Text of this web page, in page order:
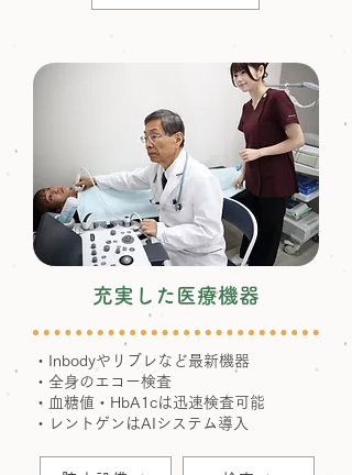
充実した医療機器
・Inbodyやリブレなど最新機器
・全身のエコー検査
・血糖値・HbA1cは迅速検査可能
​・レントゲンはAIシステム導入